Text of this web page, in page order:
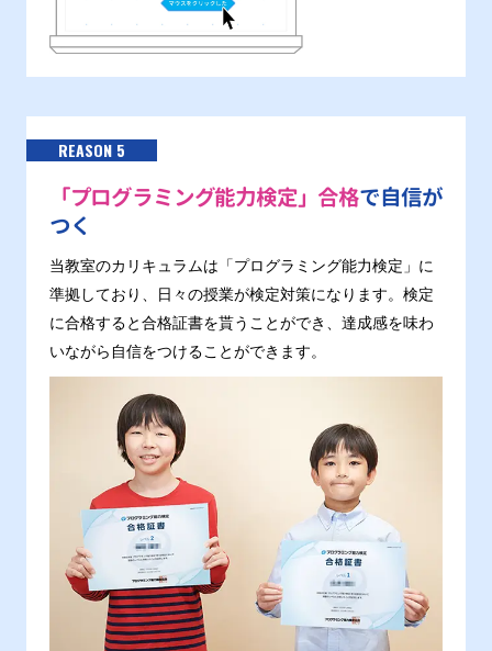
REASON 5
「プログラミング能力検定」合格で自信が
つく
当教室のカリキュラムは「プログラミング能力検定」に
準拠しており、日々の授業が検定対策になります。検定
に合格すると合格証書を貰うことができ、達成感を味わ
いながら自信をつけることができます。